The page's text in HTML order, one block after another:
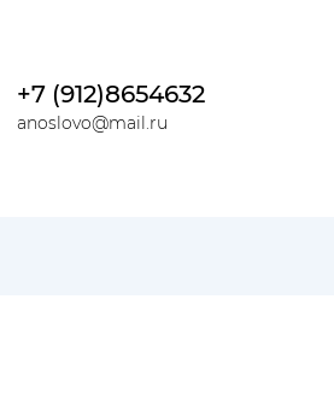
+7 (912)8654632
anoslovo@mail.ru